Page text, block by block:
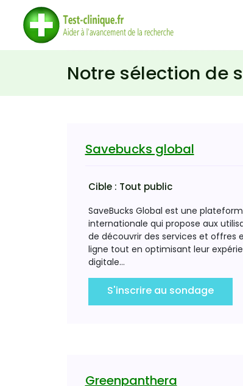
Notre sélection de
Savebucks global
Cible : Tout public
SaveBucks Global est une
internationale qui propose aux
de découvrir des services et offres
ligne tout en optimisant leur
digitale...
S'inscrire au sondage
Greenpanthera